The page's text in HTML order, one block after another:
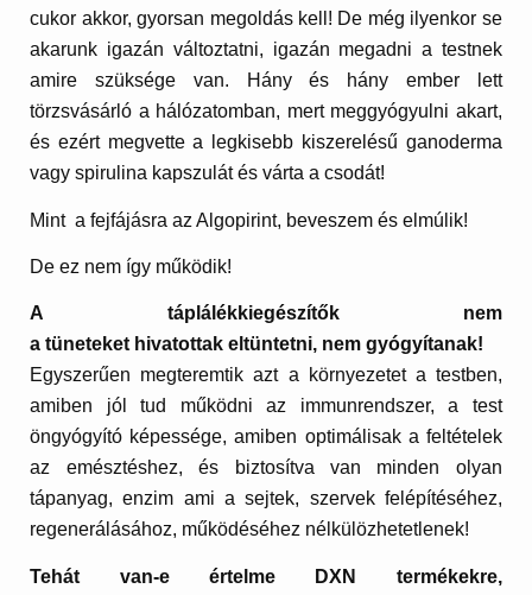
cukor akkor, gyorsan megoldás kell! De még ilyenkor se
akarunk igazán változtatni, igazán megadni a testnek
amire szüksége van. Hány és hány ember lett
törzsvásárló a hálózatomban, mert meggyógyulni akart,
és ezért megvette a legkisebb kiszerelésű ganoderma
vagy spirulina kapszulát és várta a csodát!
Mint a fejfájásra az Algopirint, beveszem és elmúlik!
De ez nem így működik!
A táplálékkiegészítők nem
a tüneteket hivatottak eltüntetni, nem gyógyítanak!
Egyszerűen megteremtik azt a környezetet a testben,
amiben jól tud működni az immunrendszer, a test
öngyógyító képessége, amiben optimálisak a feltételek
az emésztéshez, és biztosítva van minden olyan
tápanyag, enzim ami a sejtek, szervek felépítéséhez,
regenerálásához, működéséhez nélkülözhetetlenek!
Tehát van-e értelme DXN termékekre,